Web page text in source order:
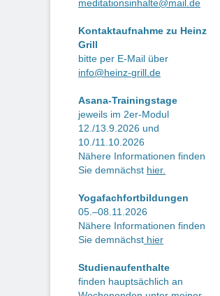
meditationsinhalte@mail.de
Kontaktaufnahme zu Heinz
Grill
bitte per E-Mail über
info@heinz-grill.de
Asana-Trainingstage
jeweils im 2er-Modul
12./13.9.2026 und
10./11.10.2026
Nähere Informationen finden
Sie demnächst hier.
Yogafachfortbildungen
05.–08.11.2026
Nähere Informationen finden
Sie demnächst hier
Studienaufenthalte
finden hauptsächlich an